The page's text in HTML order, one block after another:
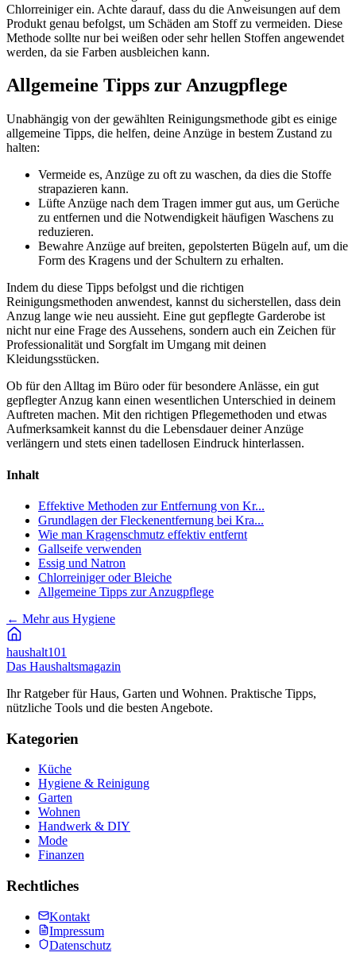
Chlorreiniger ein. Achte darauf, dass du die Anweisungen auf dem
Produkt genau befolgst, um Schäden am Stoff zu vermeiden. Diese
Methode sollte nur bei weißen oder sehr hellen Stoffen angewendet
werden, da sie Farben ausbleichen kann.
Allgemeine Tipps zur Anzugpflege
Unabhängig von der gewählten Reinigungsmethode gibt es einige
allgemeine Tipps, die helfen, deine Anzüge in bestem Zustand zu
halten:
Vermeide es, Anzüge zu oft zu waschen, da dies die Stoffe
strapazieren kann.
Lüfte Anzüge nach dem Tragen immer gut aus, um Gerüche
zu entfernen und die Notwendigkeit häufigen Waschens zu
reduzieren.
Bewahre Anzüge auf breiten, gepolsterten Bügeln auf, um die
Form des Kragens und der Schultern zu erhalten.
Indem du diese Tipps befolgst und die richtigen
Reinigungsmethoden anwendest, kannst du sicherstellen, dass dein
Anzug lange wie neu aussieht. Eine gut gepflegte Garderobe ist
nicht nur eine Frage des Aussehens, sondern auch ein Zeichen für
Professionalität und Sorgfalt im Umgang mit deinen
Kleidungsstücken.
Ob für den Alltag im Büro oder für besondere Anlässe, ein gut
gepflegter Anzug kann einen wesentlichen Unterschied in deinem
Auftreten machen. Mit den richtigen Pflegemethoden und etwas
Aufmerksamkeit kannst du die Lebensdauer deiner Anzüge
verlängern und stets einen tadellosen Eindruck hinterlassen.
Inhalt
Effektive Methoden zur Entfernung von Kr...
Grundlagen der Fleckenentfernung bei Kra...
Wie man Kragenschmutz effektiv entfernt
Gallseife verwenden
Essig und Natron
Chlorreiniger oder Bleiche
Allgemeine Tipps zur Anzugpflege
← Mehr aus Hygiene
haushalt101
Das Haushaltsmagazin
Ihr Ratgeber für Haus, Garten und Wohnen. Praktische Tipps,
nützliche Tools und die besten Angebote.
Kategorien
Küche
Hygiene & Reinigung
Garten
Wohnen
Handwerk & DIY
Mode
Finanzen
Rechtliches
Kontakt
Impressum
Datenschutz